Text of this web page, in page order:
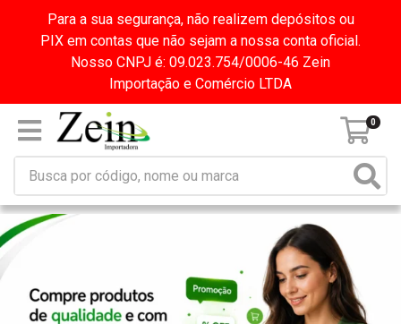
Para a sua segurança, não realizem depósitos ou
PIX em contas que não sejam a nossa conta oficial.
Nosso CNPJ é: 09.023.754/0006-46 Zein
Importação e Comércio LTDA
0